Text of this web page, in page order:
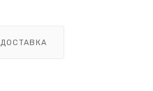
ДОСТАВКА